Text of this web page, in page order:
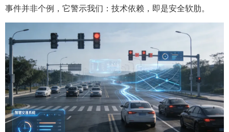
事件并非个例，它警示我们：技术依赖，即是安全软肋。